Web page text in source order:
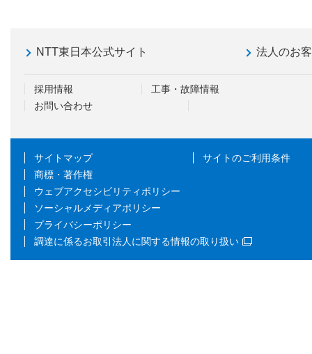
NTT東日本公式サイト 法人のお
採用情報
工事・故障情報
お問い合わせ
サイトマップ
サイトのご利用条件
商標・著作権
ウェブアクセシビリティポリシー
ソーシャルメディアポリシー
プライバシーポリシー
調達に係るお取引法人に関する情報の取り扱い